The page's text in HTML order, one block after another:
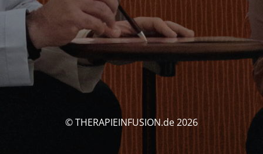
© THERAPIEINFUSION.de 2026